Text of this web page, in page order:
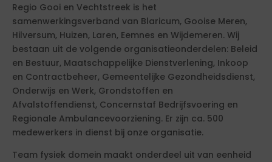
Regio Gooi en Vechtstreek is het
samenwerkingsverband van Blaricum, Gooise Meren,
Hilversum, Huizen, Laren, Eemnes en Wijdemeren. Wij
bestaan uit de volgende organisatieonderdelen: Beleid
en Bestuur, Maatschappelijke Dienstverlening, Inkoop
en Contractbeheer, Gemeentelijke Gezondheidsdienst,
Onderwijs en Werk, Grondstoffen en
Afvalstoffendienst, Concernstaf Bedrijfsvoering en
Regionale Ambulancevoorziening. Er zijn ca. 500
medewerkers in dienst bij onze organisatie.
Team fysiek domein maakt onderdeel uit van eenheid